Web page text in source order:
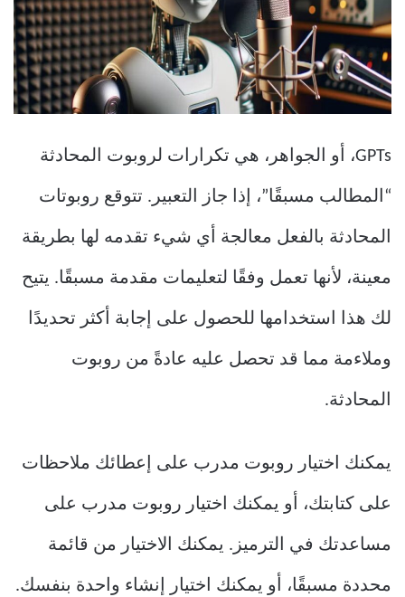
GPTs، أو الجواهر، هي تكرارات لروبوت المحادثة
“المطالب مسبقًا”، إذا جاز التعبير. تتوقع روبوتات
المحادثة بالفعل معالجة أي شيء تقدمه لها بطريقة
معينة، لأنها تعمل وفقًا لتعليمات مقدمة مسبقًا. يتيح
لك هذا استخدامها للحصول على إجابة أكثر تحديدًا
وملاءمة مما قد تحصل عليه عادةً من روبوت
المحادثة.
يمكنك اختيار روبوت مدرب على إعطائك ملاحظات
على كتابتك، أو يمكنك اختيار روبوت مدرب على
مساعدتك في الترميز. يمكنك الاختيار من قائمة
محددة مسبقًا، أو يمكنك اختيار إنشاء واحدة بنفسك.